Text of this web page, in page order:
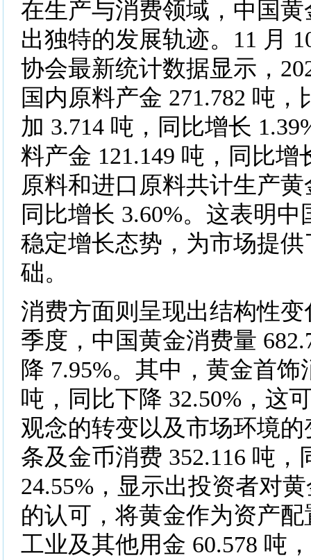
在生产与消费领域，中国
出独特的发展轨迹。11 月
协会最新统计数据显示，
国内原料产金 271.782 吨，
加 3.714 吨，同比增长
料产金 121.149 吨，同比增
原料和进口原料共计生产黄
同比增长 3.60%。这表明
稳定增长态势，为市场提
础。
消费方面则呈现出结构性变
季度，中国黄金消费量
降 7.95%。其中，黄金首饰
吨，同比下降 32.50%，这
观念的转变以及市场环境
条及金币消费 352.116 吨，
24.55%，显示出投资者对
的认可，将黄金作为资产
工业及其他用金 60.578 吨